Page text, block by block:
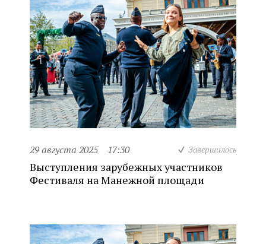
29 августа 2025 17:30 Завершилось
Выступления зарубежных участников
Фестиваля на Манежной площади